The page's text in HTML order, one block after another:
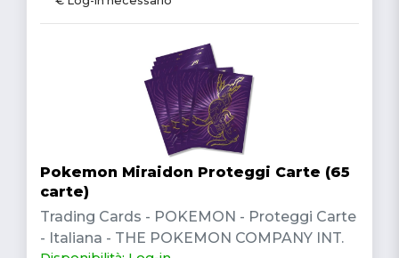
Pokemon Miraidon Proteggi Carte (65
carte)
Trading Cards - POKEMON - Proteggi Carte
- Italiana - THE POKEMON COMPANY INT.